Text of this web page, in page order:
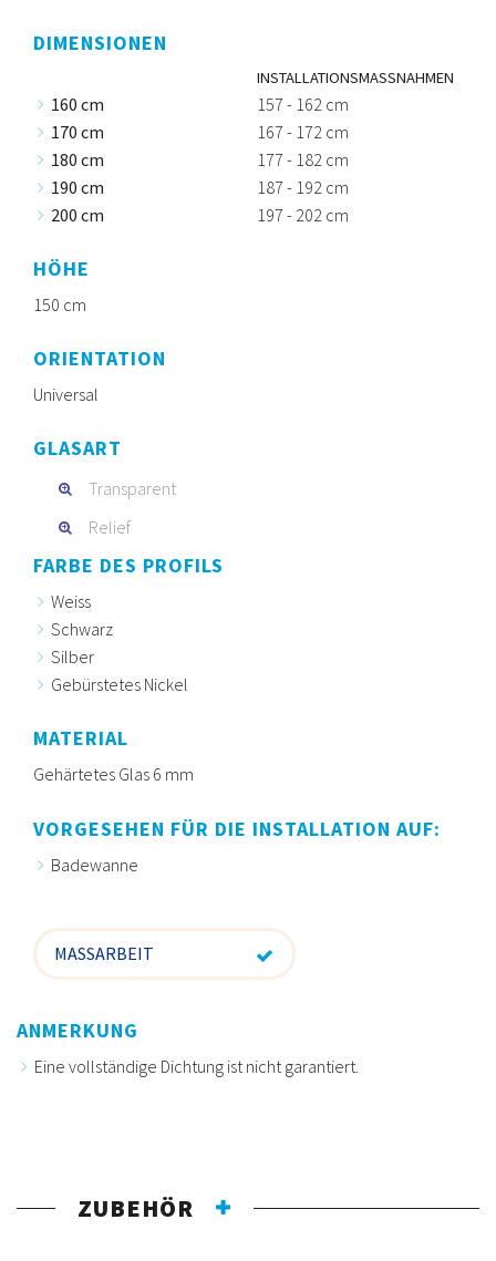
DIMENSIONEN
INSTALLATIONSMASSNAHMEN
160 cm
157 - 162 cm
170 cm
167 - 172 cm
180 cm
177 - 182 cm
190 cm
187 - 192 cm
200 cm
197 - 202 cm
HÖHE
150 cm
ORIENTATION
Universal
GLASART
Transparent
Relief
FARBE DES PROFILS
Weiss
Schwarz
Silber
Gebürstetes Nickel
MATERIAL
Gehärtetes Glas 6 mm
VORGESEHEN FÜR DIE INSTALLATION AUF:
Badewanne
MASSARBEIT
ANMERKUNG
Eine vollständige Dichtung ist nicht garantiert.
ZUBEHÖR